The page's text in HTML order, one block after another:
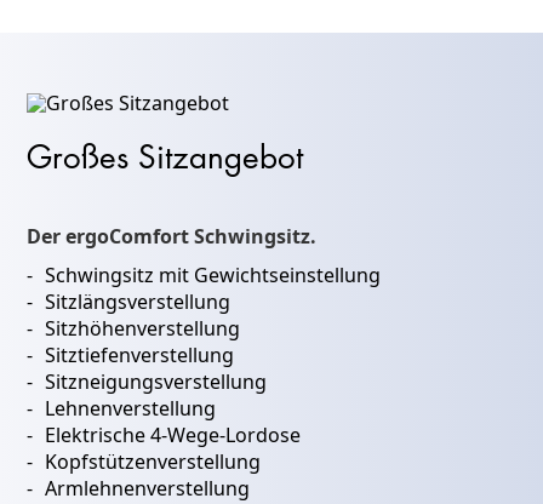
Großes Sitzangebot
Der ergoComfort Schwingsitz.
Schwingsitz mit Gewichtseinstellung
Sitzlängsverstellung
Sitzhöhenverstellung
Sitztiefenverstellung
Sitzneigungsverstellung
Lehnenverstellung
Elektrische 4-Wege-Lordose
Kopfstützenverstellung
Armlehnenverstellung